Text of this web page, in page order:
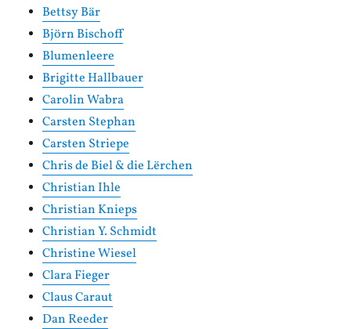
Bettsy Bär
Björn Bischoff
Blumenleere
Brigitte Hallbauer
Carolin Wabra
Carsten Stephan
Carsten Striepe
Chris de Biel & die Lërchen
Christian Ihle
Christian Knieps
Christian Y. Schmidt
Christine Wiesel
Clara Fieger
Claus Caraut
Dan Reeder